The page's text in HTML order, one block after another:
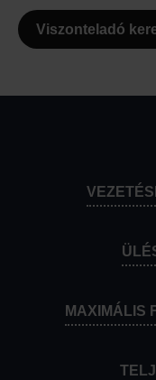
Viszonteladó
MAXIMÁLIS